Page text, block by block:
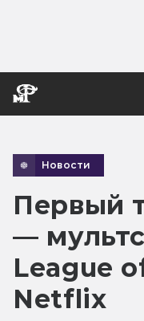
Новости
Первый
—
League
Netflix